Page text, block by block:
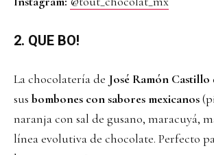
2. QUE BO!
La chocolatería de José Ramón Castillo
sus bombones con sabores mexicanos
naranja con sal de gusano, maracuyá,
línea evolutiva de chocolate. Perfecto